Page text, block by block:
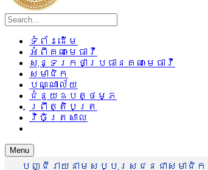
ទំព័រដើម
អំពីគណៈមេធាវី
សុន្ទរកថាប្រធានគណៈមេធាវី
សមាជិក
បណ្ណាល័យ
ជំនួយឧបត្ថម្ភ
ព្រឹត្តិបត្រ
វិចិត្រសាល
Menu
បញ្ជីរាយនាមសប្បុរសជនជាសមាជិកគ